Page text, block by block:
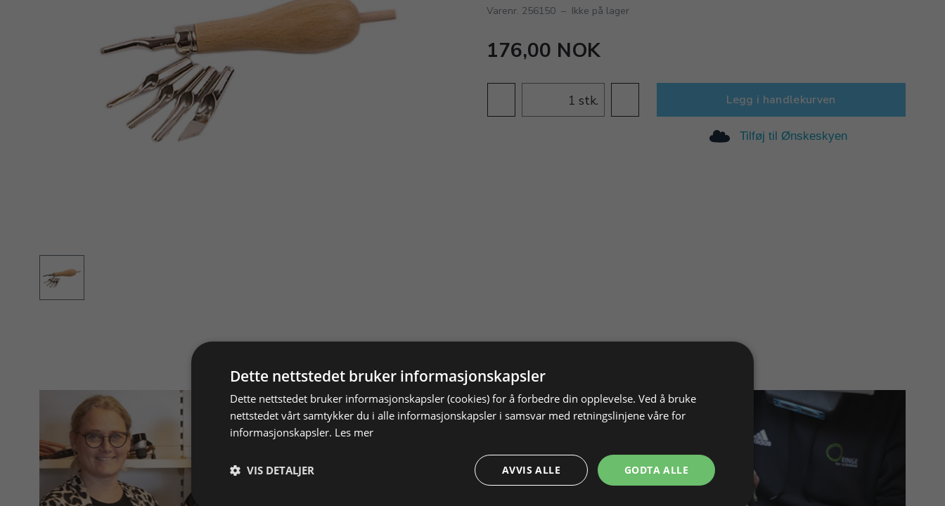
Varenr. 256150 – Ikke på lager
176,00 NOK
stk. Legg i handlekurven
Tilføj til Ønskeskyen
Dette nettstedet bruker informasjonskapsler
Dette nettstedet bruker informasjonskapsler (cookies) for å forbedre din opplevelse. Ved å bruke
nettstedet vårt samtykker du i alle informasjonskapsler i samsvar med retningslinjene våre for
informasjonskapsler. Les mer
GODTA ALLE
AVVIS ALLE
VIS DETALJER